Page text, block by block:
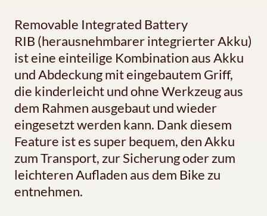
Removable Integrated Battery
RIB (herausnehmbarer integrierter Akku)
ist eine einteilige Kombination aus Akku
und Abdeckung mit eingebautem Griff,
die kinderleicht und ohne Werkzeug aus
dem Rahmen ausgebaut und wieder
eingesetzt werden kann. Dank diesem
Feature ist es super bequem, den Akku
zum Transport, zur Sicherung oder zum
leichteren Aufladen aus dem Bike zu
entnehmen.